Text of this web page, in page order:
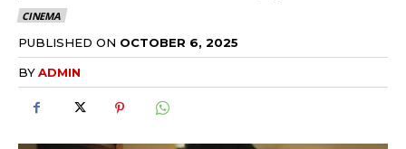
CINEMA
PUBLISHED ON OCTOBER 6, 2025
BYADMIN